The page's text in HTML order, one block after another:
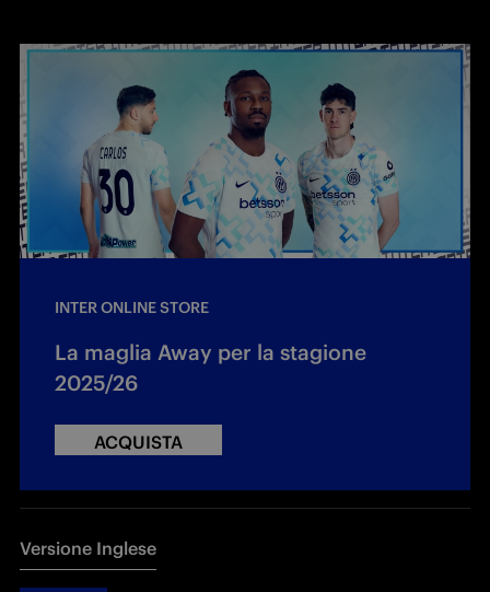
INTER ONLINE STORE
La maglia Away per la stagione
2025/26
ACQUISTA
Versione Inglese